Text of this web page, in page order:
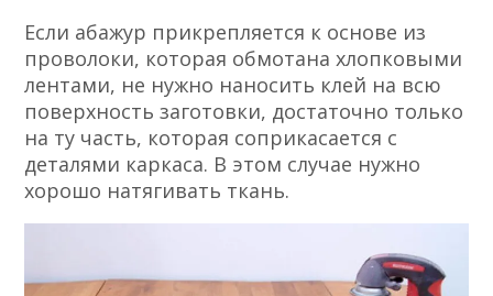
Если абажур прикрепляется к основе из
проволоки, которая обмотана хлопковыми
лентами, не нужно наносить клей на всю
поверхность заготовки, достаточно только
на ту часть, которая соприкасается с
деталями каркаса. В этом случае нужно
хорошо натягивать ткань.